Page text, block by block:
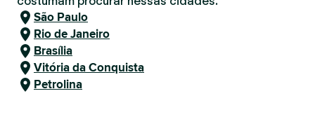
São Paulo
Rio de Janeiro
Brasília
Vitória da Conquista
Petrolina